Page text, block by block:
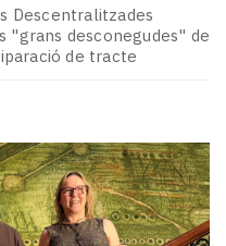
Descentralitzades
"grans desconegudes" de
de tracte